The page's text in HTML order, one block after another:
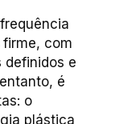
com
definidos e
é
o
plástica